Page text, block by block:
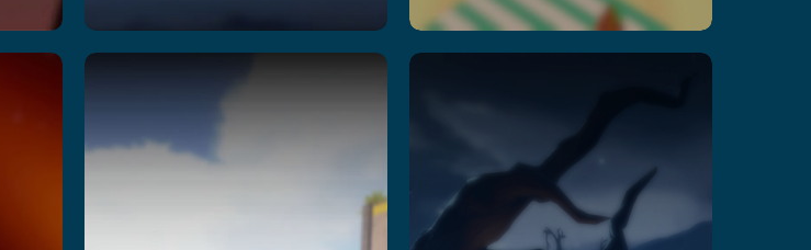
Temple
Quest
Rush Z
Per saperne di più